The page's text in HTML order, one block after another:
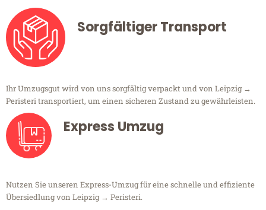
Sorgfältiger Transport
Ihr Umzugsgut wird von uns sorgfältig verpackt und von Leipzig →
Peristeri transportiert, um einen sicheren Zustand zu gewährleisten.
Express Umzug
Nutzen Sie unseren Express-Umzug für eine schnelle und effiziente
Übersiedlung von Leipzig → Peristeri.